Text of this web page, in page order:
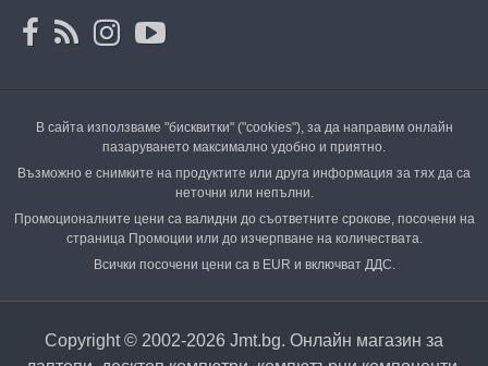
В сайта използваме "бисквитки" ("cookies"), за да направим онлайн
пазаруването максимално удобно и приятно.
Възможно е снимките на продуктите или друга информация за тях да са
неточни или непълни.
Промоционалните цени са валидни до съответните срокове, посочени на
страница Промоции или до изчерпване на количествата.
Всички посочени цени са в EUR и включват ДДС.
Copyright © 2002-2026 Jmt.bg. Онлайн магазин за